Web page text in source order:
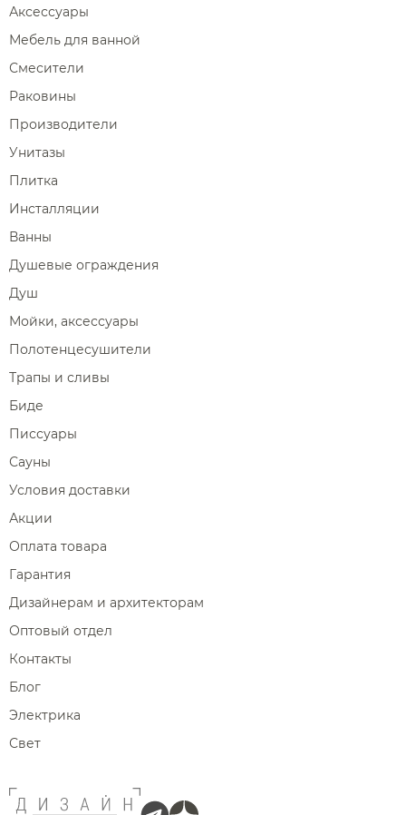
Аксессуары
Мебель для ванной
Смесители
Раковины
Производители
Унитазы
Плитка
Инсталляции
Ванны
Душевые ограждения
Душ
Мойки, аксессуары
Полотенцесушители
Трапы и сливы
Биде
Писсуары
Сауны
Условия доставки
Акции
Оплата товара
Гарантия
Дизайнерам и архитекторам
Оптовый отдел
Контакты
Блог
Электрика
Свет